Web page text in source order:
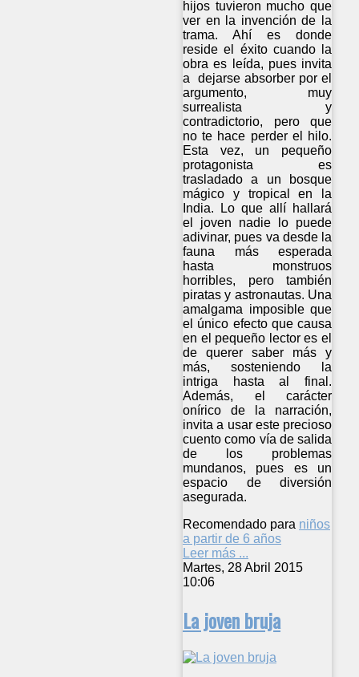
hijos tuvieron mucho que
ver en la invención de la
trama. Ahí es donde
reside el éxito cuando la
obra es leída, pues invita
a dejarse absorber por el
argumento, muy
surrealista y
contradictorio, pero que
no te hace perder el hilo.
Esta vez, un pequeño
protagonista es
trasladado a un bosque
mágico y tropical en la
India. Lo que allí hallará
el joven nadie lo puede
adivinar, pues va desde la
fauna más esperada
hasta monstruos
horribles, pero también
piratas y astronautas. Una
amalgama imposible que
el único efecto que causa
en el pequeño lector es el
de querer saber más y
más, sosteniendo la
intriga hasta al final.
Además, el carácter
onírico de la narración,
invita a usar este precioso
cuento como vía de salida
de los problemas
mundanos, pues es un
espacio de diversión
asegurada.
Recomendado para niños
a partir de 6 años
Leer más ...
Martes, 28 Abril 2015
10:06
La joven bruja